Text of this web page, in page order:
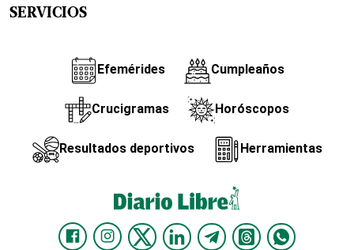
SERVICIOS
Efemérides Cumpleaños
Crucigramas Horóscopos
Resultados deportivos Herramientas